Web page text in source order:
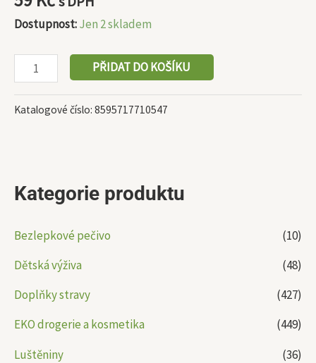
Kategorie produktu
Bezlepkové pečivo
(10)
Dětská výživa
(48)
Doplňky stravy
(427)
EKO drogerie a kosmetika
(449)
Luštěniny
(36)
Dostupnost:Jen 2 skladem
PŘIDAT DO KOŠÍKU
Katalogové číslo: 8595717710547